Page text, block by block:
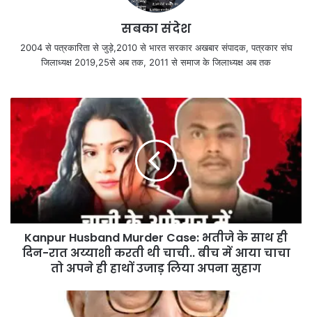
सबका संदेश
2004 से पत्रकारिता से जुड़े,2010 से भारत सरकार अखबार संपादक, पत्रकार संघ
जिलाध्यक्ष 2019,25से अब तक, 2011 से समाज के जिलाध्यक्ष अब तक
Kanpur Husband Murder Case: भतीजे के साथ ही
दिन-रात अय्याशी करती थी चाची.. बीच में आया चाचा
तो अपने ही हाथों उजाड़ लिया अपना सुहाग